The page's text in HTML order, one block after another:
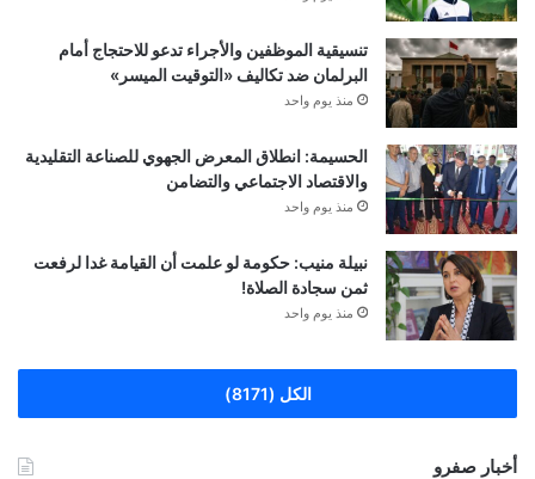
تنسيقية الموظفين والأجراء تدعو للاحتجاج أمام
البرلمان ضد تكاليف «التوقيت الميسر»
منذ يوم واحد
الحسيمة: انطلاق المعرض الجهوي للصناعة التقليدية
والاقتصاد الاجتماعي والتضامن
منذ يوم واحد
نبيلة منيب: حكومة لو علمت أن القيامة غدا لرفعت
ثمن سجادة الصلاة!
منذ يوم واحد
الكل (8171)
أخبار صفرو